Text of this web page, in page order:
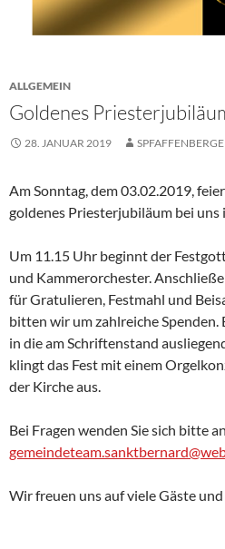
ALLGEMEIN
Goldenes
28. JANUAR 2019
Am Sonntag, dem 03.02.2019,
goldenes Priesterjubiläum bei uns
Um 11.15 Uhr beginnt der
und Kammerorchester.
für Gratulieren, Festmahl und
bitten wir um zahlreiche Spenden.
in die am Schriftenstand
klingt das Fest mit einem
der Kirche aus.
Bei Fragen wenden Sie sich bitte an
Wir freuen uns auf viele Gäste